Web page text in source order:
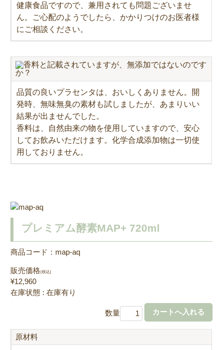
健康食品ですので、兼用されても問題ございませ
ん。ご心配のようでしたら、かかりつけのお医者様
にご相談ください。
香料と記載されていますが、無添加ではないのです
か？
品質の良いプラセンタは、おいしくありません。開
発時、無味無臭の素材も試しましたが、あまりいい
結果が出ませんでした。
香料は、自然由来の物を使用していますので、安心
してお飲みいただけます。化学合成添加物は一切使
用しておりません。
プレミアム酵素MAP+ 720ml
商品コード：map-aq
販売価格(税込)
¥12,960
在庫状態 : 在庫有り
数量
原材料